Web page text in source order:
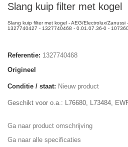
Slang kuip filter met kogel
Slang kuip filter met kogel - AEG/Electrolux/
1327740427 - 1327740468 - 0.01.07.36-0 -
Referentie: 1327740468
Origineel
Conditie / staat: Nieuw product
Geschikt voor o.a.: L76680, L73484,
Ga naar product omschrijving
Ga naar alle specificaties